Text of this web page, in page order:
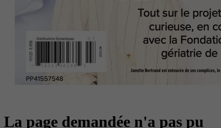
La page demandée n'a pas pu